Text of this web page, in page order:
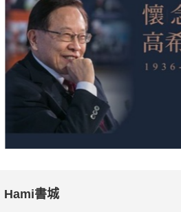
許績勝、葉日鴻、陳秉豐及張芷瑄、洪
—— 超越極限的耐力賽悍將 ——
楊雪恆、黃晁晟、高志明、羅維銘
【本書特色】
•從逾250集訪談節目中精選出26篇跑者
•人物網羅菁英選手、極限耐力賽選手
跑者；故事橫跨台灣與世界各地跑步
Hami書城